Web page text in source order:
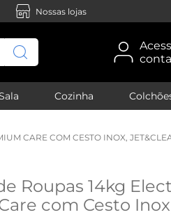
Nossas lojas
conta
Cozinha
CARE COM CESTO INOX,
Roupas 14kg
com Cesto